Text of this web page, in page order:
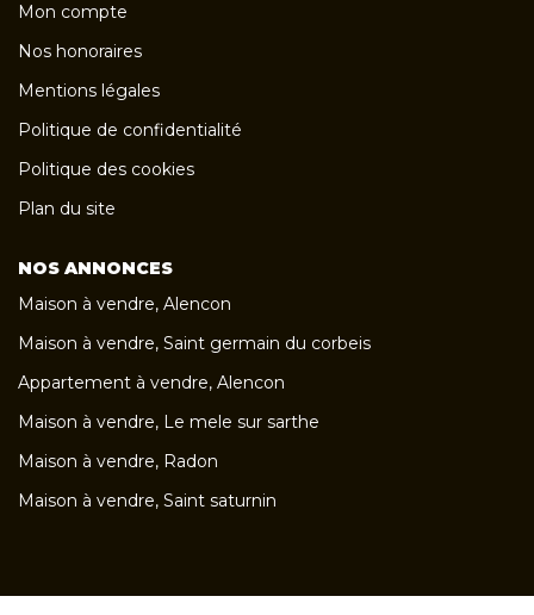
Mon compte
Nos honoraires
Mentions légales
Politique de confidentialité
Politique des cookies
Plan du site
NOS ANNONCES
Maison à vendre, Alencon
Maison à vendre, Saint germain du corbeis
Appartement à vendre, Alencon
Maison à vendre, Le mele sur sarthe
Maison à vendre, Radon
Maison à vendre, Saint saturnin